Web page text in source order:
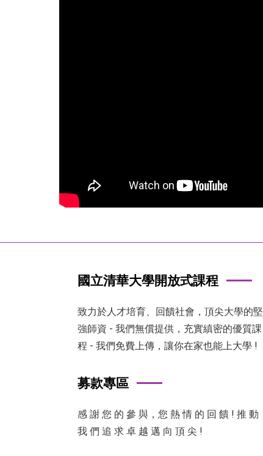
國立清華大學開放式課程
致力於人才培育、回饋社會，頂尖大學的堅
強師資 - 我們無償提供，充實縝密的優質課
程 - 我們免費上傳，讓你在家也能上大學 !
募款專區
感 謝 您 的 參 與，您 熱 情 的 回 饋 ! 推 動
我 們 追 求 卓 越 邁 向 頂 尖 !